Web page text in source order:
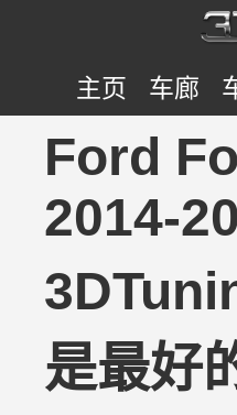
主页 车廊
Ford
2014-
是最好